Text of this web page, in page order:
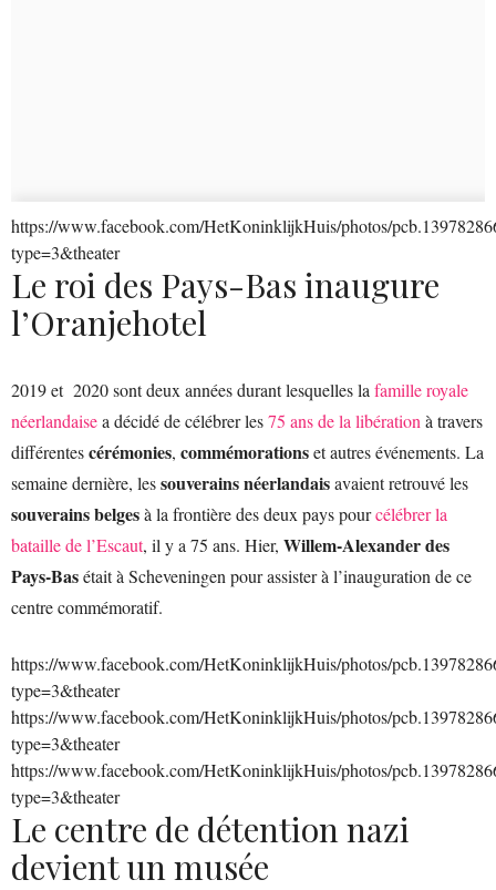
https://www.facebook.com/HetKoninklijkHuis/photos/
type=3&theater
Le roi des Pays-Bas inaugure
l’Oranjehotel
2019 et 2020 sont deux années durant lesquelles la famille royale
néerlandaisea décidé de célébrer les75 ans de la libération à travers
différentescérémonies, commémorationset autres événements. La
semaine dernière, lessouverains néerlandaisavaient retrouvé les
souverains belgesà la frontière des deux pays pourcélébrer la
bataille de l’Escaut, il y a 75 ans. Hier, Willem-Alexander des
Pays-Basétait à Scheveningen pour assister à l’inauguration de ce
centre commémoratif.
https://www.facebook.com/HetKoninklijkHuis/photos/
type=3&theater
https://www.facebook.com/HetKoninklijkHuis/photos/
type=3&theater
https://www.facebook.com/HetKoninklijkHuis/photos/
type=3&theater
Le centre de détention nazi
devient un musée